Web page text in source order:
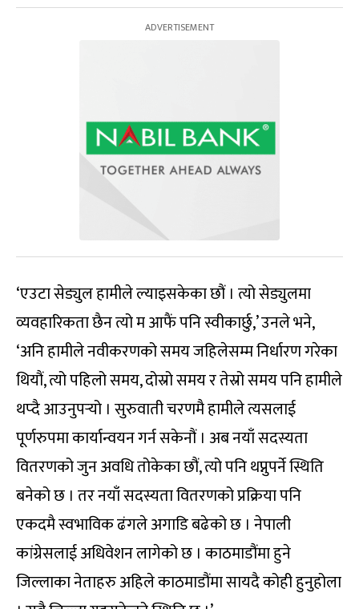
‘एउटा सेड्युल हामीले ल्याइसकेका छौं । त्यो सेड्युलमा
व्यवहारिकता छैन त्यो म आफैं पनि स्वीकार्छु,’ उनले भने,
‘अनि हामीले नवीकरणको समय जहिलेसम्म निर्धारण गरेका
थियौं, त्यो पहिलो समय, दोस्रो समय र तेस्रो समय पनि हामीले
थप्दै आउनुपर्‍यो । सुरुवाती चरणमै हामीले त्यसलाई
पूर्णरुपमा कार्यान्वयन गर्न सकेनौं । अब नयाँ सदस्यता
वितरणको जुन अवधि तोकेका छौं, त्यो पनि थप्नुपर्ने स्थिति
बनेको छ । तर नयाँ सदस्यता वितरणको प्रक्रिया पनि
एकदमै स्वभाविक ढंगले अगाडि बढेको छ । नेपाली
कांग्रेसलाई अधिवेशन लागेको छ । काठमाडौंमा हुने
जिल्लाका नेताहरु अहिले काठमाडौंमा सायदै कोही हुनुहोला